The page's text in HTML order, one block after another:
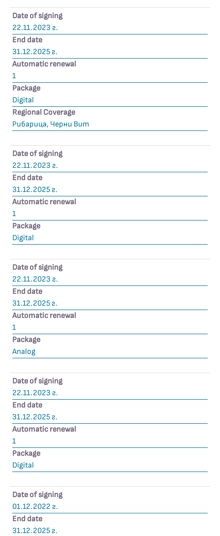
Date of signing
22.11.2023 г.
End date
31.12.2025 г.
Automatic renewal
1
Package
Digital
Regional Coverage
Рибарица, Черни Вит
Date of signing
22.11.2023 г.
End date
31.12.2025 г.
Automatic renewal
1
Package
Digital
Date of signing
22.11.2023 г.
End date
31.12.2025 г.
Automatic renewal
1
Package
Analog
Date of signing
22.11.2023 г.
End date
31.12.2025 г.
Automatic renewal
1
Package
Digital
Date of signing
01.12.2022 г.
End date
31.12.2025 г.